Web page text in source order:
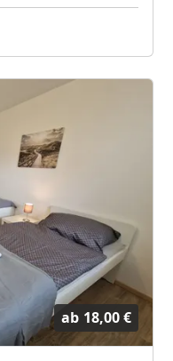
ab 18,00 €